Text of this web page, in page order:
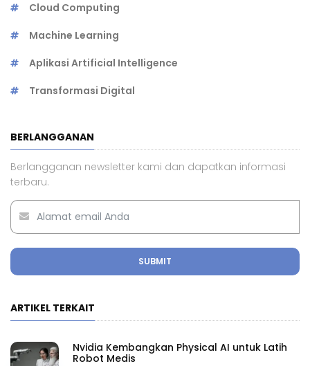
Cloud Computing
Machine Learning
Aplikasi Artificial Intelligence
Transformasi Digital
BERLANGGANAN
Berlangganan newsletter kami dan dapatkan informasi
terbaru.
SUBMIT
ARTIKEL TERKAIT
Nvidia Kembangkan Physical AI untuk Latih
Robot Medis